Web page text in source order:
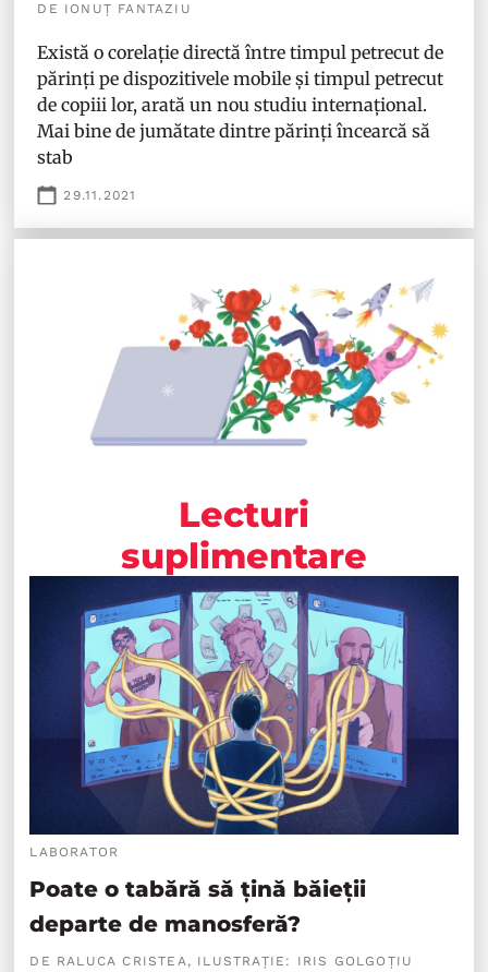
DE IONUȚ FANTAZIU
Există o corelație directă între timpul petrecut de
părinți pe dispozitivele mobile și timpul petrecut
de copiii lor, arată un nou studiu internațional.
Mai bine de jumătate dintre părinți încearcă să
stab
29.11.2021
Lecturi
suplimentare
LABORATOR
Poate o tabără să țină băieții
departe de manosferă?
DE RALUCA CRISTEA, ILUSTRAȚIE: IRIS GOLGOȚIU